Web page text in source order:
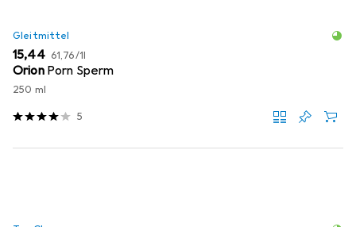
Gleitmittel
EUR
15,44 EUR
61,76/1l
Orion Porn Sperm
250 ml
5